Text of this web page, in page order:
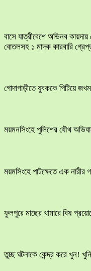
বাসে যাত্রীবেশে অভিনব
বোতলসহ ১ মাদক কারবারি
​গোদাগাড়ীতে যুবককে পিটিয়ে
ময়মনসিংহে পুলিশের যৌথ
ময়মসিংহে পাটক্ষেতে এক নারীর
ফুলপুরে মাছের খামারে বিষ
তুচ্ছ ঘটনাকে কেন্দ্র করে খুন!